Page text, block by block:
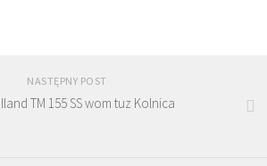
NASTĘPNY POST
TM 155 SS wom tuz Kolnica